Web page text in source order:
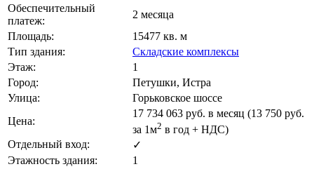
Обеспечительный
платеж:
2 месяца
Площадь:
15477 кв. м
Тип здания:
Складские комплексы
Этаж:
1
Город:
Петушки, Истра
Улица:
Горьковское шоссе
Цена:
17 734 063 руб. в месяц (13 750 руб.
за 1м2 в год + НДС)
Отдельный вход:
✓
Этажность здания:
1